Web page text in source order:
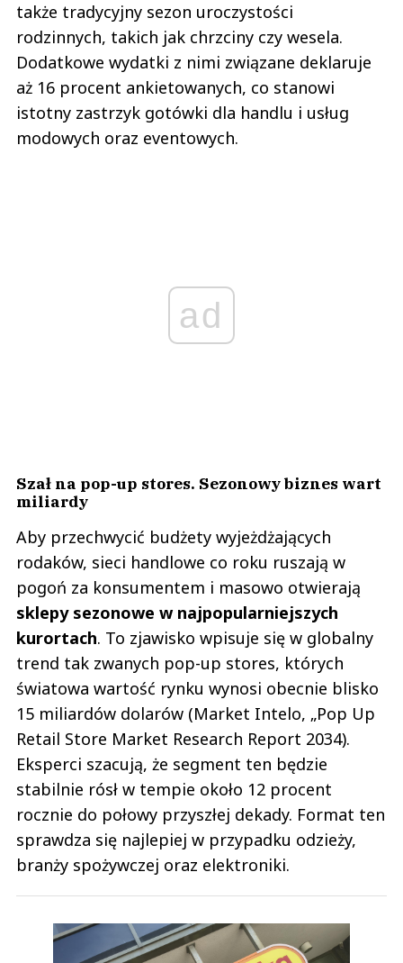
także tradycyjny sezon uroczystości
rodzinnych, takich jak chrzciny czy wesela.
Dodatkowe wydatki z nimi związane deklaruje
aż 16 procent ankietowanych, co stanowi
istotny zastrzyk gotówki dla handlu i usług
modowych oraz eventowych.
ad
Szał na pop-up stores. Sezonowy biznes wart
miliardy
Aby przechwycić budżety wyjeżdżających
rodaków, sieci handlowe co roku ruszają w
pogoń za konsumentem i masowo otwierają
sklepy sezonowe w najpopularniejszych
kurortach. To zjawisko wpisuje się w globalny
trend tak zwanych pop-up stores, których
światowa wartość rynku wynosi obecnie blisko
15 miliardów dolarów (Market Intelo, „Pop Up
Retail Store Market Research Report 2034).
Eksperci szacują, że segment ten będzie
stabilnie rósł w tempie około 12 procent
rocznie do połowy przyszłej dekady. Format ten
sprawdza się najlepiej w przypadku odzieży,
branży spożywczej oraz elektroniki.